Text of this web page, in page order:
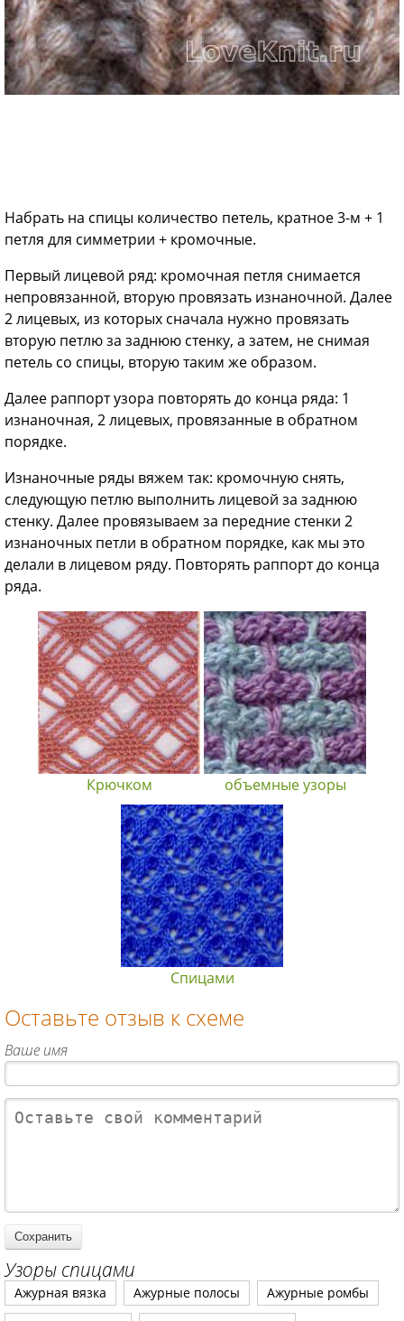
Набрать на спицы количество петель, кратное 3-м + 1
петля для симметрии + кромочные.
Первый лицевой ряд: кромочная петля снимается
непровязанной, вторую провязать изнаночной. Далее
2 лицевых, из которых сначала нужно провязать
вторую петлю за заднюю стенку, а затем, не снимая
петель со спицы, вторую таким же образом.
Далее раппорт узора повторять до конца ряда: 1
изнаночная, 2 лицевых, провязанные в обратном
порядке.
Изнаночные ряды вяжем так: кромочную снять,
следующую петлю выполнить лицевой за заднюю
стенку. Далее провязываем за передние стенки 2
изнаночных петли в обратном порядке, как мы это
делали в лицевом ряду. Повторять раппорт до конца
ряда.
Крючком объемные узоры
Спицами
Оставьте отзыв к схеме
Ваше имя
Узоры спицами
Ажурная вязка Ажурные полосы
Ажурные ромбы